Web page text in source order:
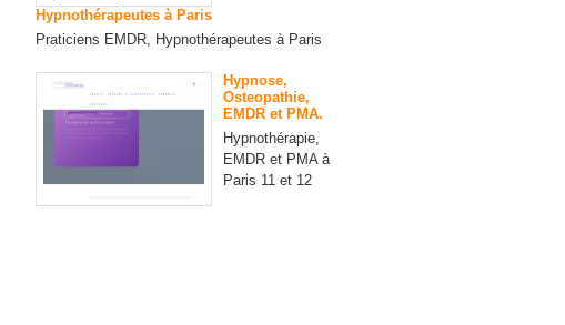
Hypnothérapeutes à Paris
Praticiens EMDR, Hypnothérapeutes à Paris
Hypnose,
Osteopathie,
EMDR et PMA.
Hypnothérapie,
EMDR et PMA à
Paris 11 et 12